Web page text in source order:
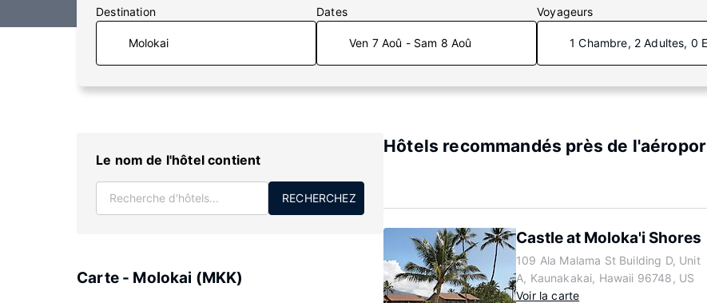
Destination Dates
Ven 7 Aoû - Sam 8 Aoû
Voyageurs
1 Chambre, 2 Adultes, 0
Le nom de l'hôtel contient
RECHERCHEZ
Carte - Molokai (MKK)
Hôtels recommandés près de
Castle at Moloka'i Shores
109 Ala Malama St Building D, Unit
A, Kaunakakai, Hawaii 96748, US
Voir la carte